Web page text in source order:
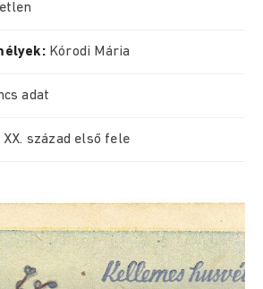
Kórodi Mária
adat
XX. század első fele